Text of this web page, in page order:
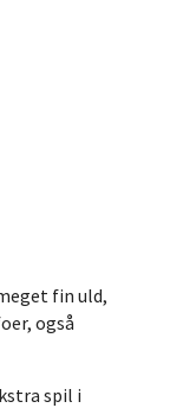
fin uld,
også
spil i